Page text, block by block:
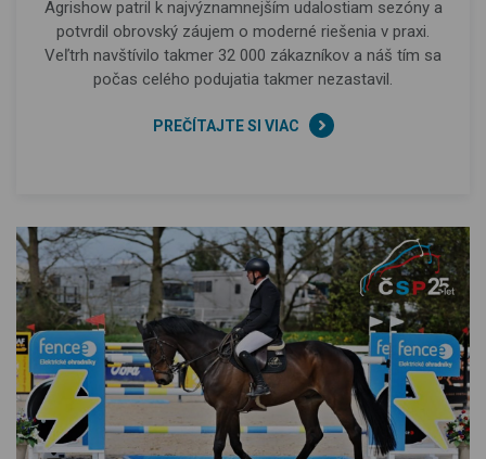
Agrishow patril k najvýznamnejším udalostiam sezóny a
potvrdil obrovský záujem o moderné riešenia v praxi.
Veľtrh navštívilo takmer 32 000 zákazníkov a náš tím sa
počas celého podujatia takmer nezastavil.
PREČÍTAJTE SI VIAC